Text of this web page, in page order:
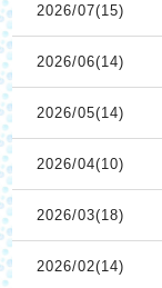
2026/07(15)
2026/06(14)
2026/05(14)
2026/04(10)
2026/03(18)
2026/02(14)